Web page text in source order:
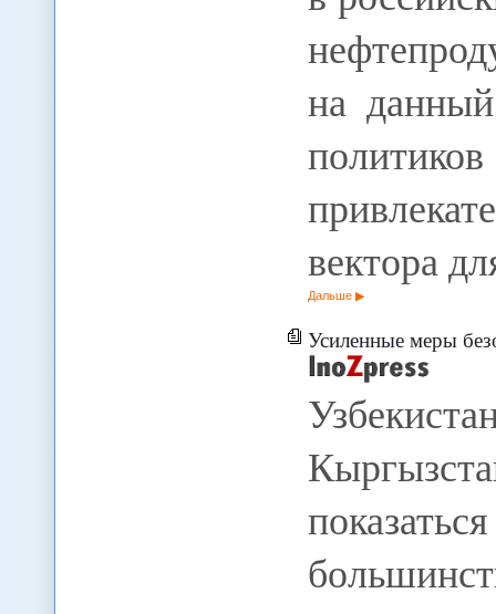
на
вектора
Дальше
Усиленные меры